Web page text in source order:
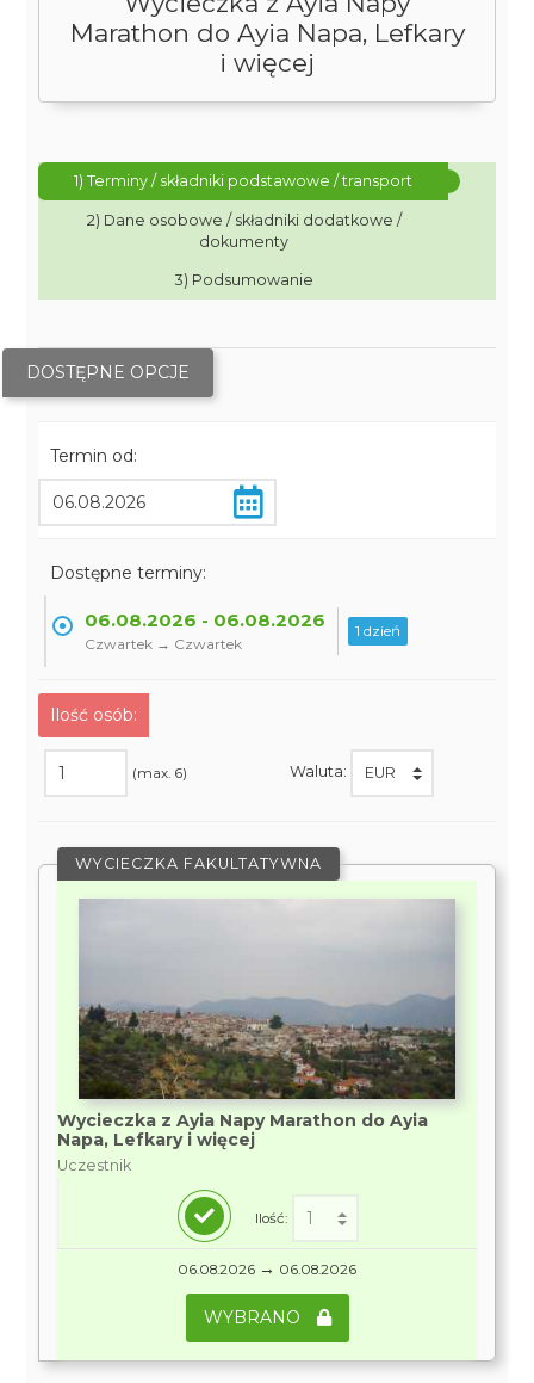
Marathon do Ayia Napa, Lefkary
i więcej
1) Terminy / składniki podstawowe / transport
2) Dane osobowe / składniki dodatkowe /
dokumenty
3) Podsumowanie
DOSTĘPNE OPCJE
Termin od:
Dostępne terminy:
06.08.2026 - 06.08.2026
Czwartek → Czwartek
1 dzień
Ilość osób:
(max. 6) Waluta:
WYCIECZKA FAKULTATYWNA
Wycieczka z Ayia Napy Marathon do Ayia
Napa, Lefkary i więcej
Uczestnik
Ilość:
06.08.2026 → 06.08.2026
WYBRANO